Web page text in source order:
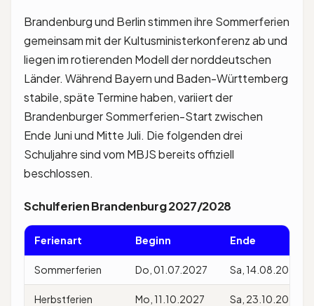
Brandenburg und Berlin stimmen ihre Sommerferien
gemeinsam mit der Kultusministerkonferenz ab und
liegen im rotierenden Modell der norddeutschen
Länder. Während Bayern und Baden-Württemberg
stabile, späte Termine haben, variiert der
Brandenburger Sommerferien-Start zwischen
Ende Juni und Mitte Juli. Die folgenden drei
Schuljahre sind vom MBJS bereits offiziell
beschlossen.
Schulferien Brandenburg 2027/2028
Ferienart Beginn Ende
Sommerferien Do, 01.07.2027 Sa, 14.08.2027
Herbstferien Mo, 11.10.2027 Sa, 23.10.2027